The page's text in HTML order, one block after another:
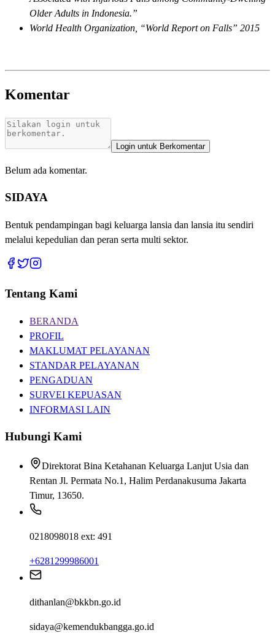
Older Adults in Indonesia.”
World Health Organization, “World Report on Falls” 2015
Komentar
Login untuk Berkomentar
Belum ada komentar.
SIDAYA
Bentuk pendampingan bagi keluarga lansia dan lansia itu sendiri
melalui kepedulian dan peran serta multi sektor.
Tentang Kami
BERANDA
PROFIL
MAKLUMAT PELAYANAN
STANDAR PELAYANAN
PENGADUAN
SURVEI KEPUASAN
INFORMASI LAIN
Hubungi Kami
Direktorat Bina Ketahanan Keluarga Lanjut Usia dan
Rentan Jl. Permata No.1, Halim Perdanakusuma Jakarta
Timur, 13650.
0218098018 ext: 491
+6281299986001
dithanlan@bkkbn.go.id
sidaya@kemendukbangga.go.id